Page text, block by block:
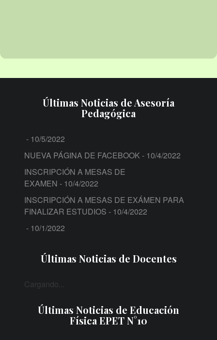
Últimas Noticias de Asesoría
Pedagógica
- 10/5/2022
NUEVA PÁGINA DE FACEBOOK - 10/4/2022
INSCRIPCIÓN A MESAS DE
EXAMEN - 10/4/2022
INSCRIPCIÓN A MESAS DE EXÁMEN PARA
FINALIZAR ESTUDIOS - 10/4/2022
- 10/1/2022
Últimas Noticias de Docentes
Cargando...
Últimas Noticias de Educación
Física EPET N°10